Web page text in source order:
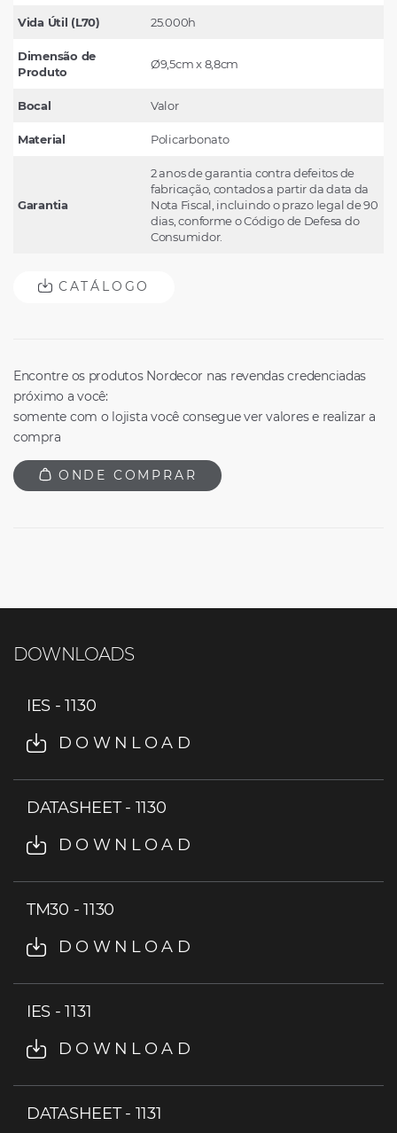
Vida Útil (L70) 25.000h
Dimensão de
Produto
Ø9,5cm x 8,8cm
Bocal Valor
Material Policarbonato
Garantia
2 anos de garantia contra defeitos de
fabricação, contados a partir da data da
Nota Fiscal, incluindo o prazo legal de 90
dias, conforme o Código de Defesa do
Consumidor.
CATÁLOGO
Encontre os produtos Nordecor nas revendas credenciadas
próximo a você:
somente com o lojista você consegue ver valores e realizar a
compra
ONDE COMPRAR
DOWNLOADS
IES - 1130
DOWNLOAD
DATASHEET - 1130
DOWNLOAD
TM30 - 1130
DOWNLOAD
IES - 1131
DOWNLOAD
DATASHEET - 1131